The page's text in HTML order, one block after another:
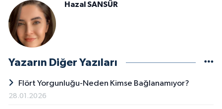
Hazal SANSÜR
Yazarın Diğer Yazıları
Flört Yorgunluğu-Neden Kimse Bağlanamıyor?
28.01.2026